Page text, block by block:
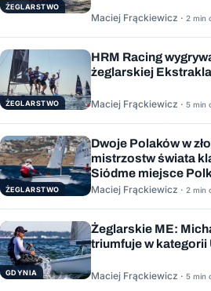
ŻEGLARSTWO
Maciej Frąckiewicz · 2 min
ŻEGLARSTWO
HRM Racing
żeglarskiej
Maciej Frąckiewicz · 5 min
ŻEGLARSTWO
Dwoje Polaków w
mistrzostw świata
Siódme miejsce
Maciej Frąckiewicz · 2 min
GDYNIA
Żeglarskie ME:
triumfuje w kategorii
Maciej Frąckiewicz · 5 min